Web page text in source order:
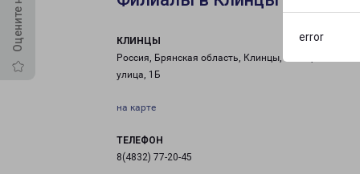
error
КЛИНЦЫ
Россия, Брянская область, Клинцы, Станционная
улица, 1Б
на карте
ТЕЛЕФОН
8(4832) 77-20-45